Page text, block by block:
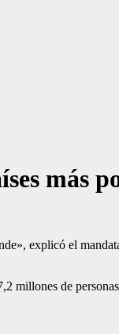
más
explicó el
millones de